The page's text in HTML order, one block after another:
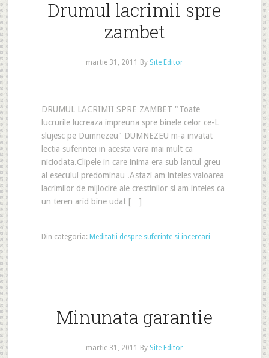
Drumul lacrimii spre
zambet
martie 31, 2011 By Site Editor
DRUMUL LACRIMII SPRE ZAMBET "Toate
lucrurile lucreaza impreuna spre binele celor ce-L
slujesc pe Dumnezeu" DUMNEZEU m-a invatat
lectia suferintei in acesta vara mai mult ca
niciodata.Clipele in care inima era sub lantul greu
al esecului predominau .Astazi am inteles valoarea
lacrimilor de mijlocire ale crestinilor si am inteles ca
un teren arid bine udat […]
Din categoria: Meditatii despre suferinte si incercari
Minunata garantie
martie 31, 2011 By Site Editor